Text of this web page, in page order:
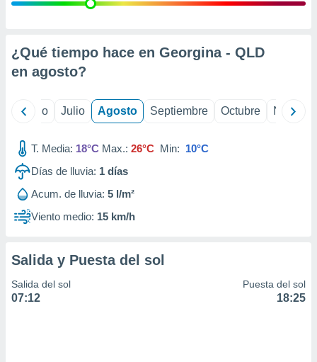
e
mediante
de
1199
¿Qué tiempo hace en Georgina - QLD
en agosto?
Junio Julio Agosto Septiembre Octubre
T. Media: 18°C Max.: 26°C Min: 10°C
Días de lluvia: 1 días
Acum. de lluvia: 5 l/m²
Viento medio: 15 km/h
Salida y Puesta del sol
Salida del sol
07:12
Puesta del sol
18:25